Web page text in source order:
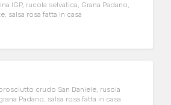
IGP, rucola selvatica, Grana Padano,
salsa rosa fatta in casa
crudo San Daniele, rusola
Padano, salsa rosa fatta in casa